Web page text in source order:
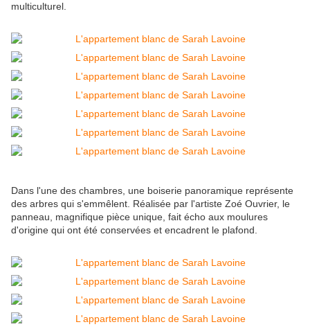
multiculturel.
Dans l'une des chambres, une boiserie panoramique représente
des arbres qui s'emmêlent. Réalisée par l'artiste Zoé Ouvrier, le
panneau, magnifique pièce unique, fait écho aux moulures
d'origine qui ont été conservées et encadrent le plafond.